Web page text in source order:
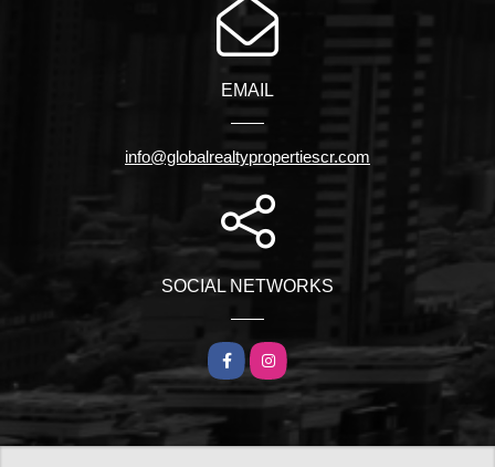
EMAIL
info@globalrealtypropertiescr.com
SOCIAL NETWORKS
FacebookInstagram